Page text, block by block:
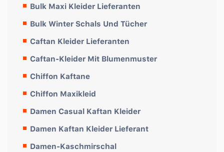
Bulk Maxi Kleider Lieferanten
Bulk Winter Schals Und Tücher
Caftan Kleider Lieferanten
Caftan-Kleider Mit Blumenmuster
Chiffon Kaftane
Chiffon Maxikleid
Damen Casual Kaftan Kleider
Damen Kaftan Kleider Lieferant
Damen-Kaschmirschal